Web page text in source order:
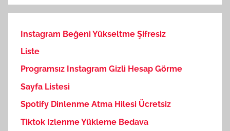
Instagram Beğeni Yükseltme Şifresiz
Liste
Programsız Instagram Gizli Hesap Görme
Sayfa Listesi
Spotify Dinlenme Atma Hilesi Ücretsiz
Tiktok Izlenme Yükleme Bedava